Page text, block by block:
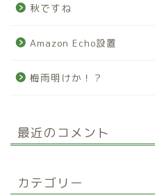
秋ですね
Amazon Echo設置
梅雨明けか！？
最近のコメント
カテゴリー